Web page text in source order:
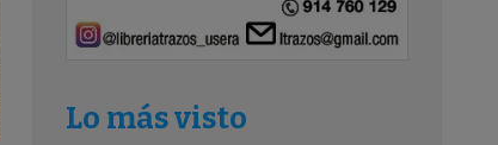
Lo más visto